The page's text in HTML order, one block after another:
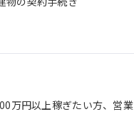
万円以上稼ぎたい方、営